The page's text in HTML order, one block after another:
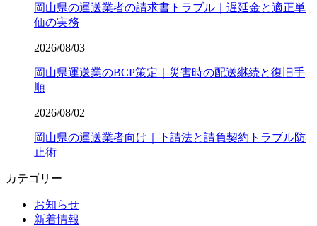
岡山県の運送業者の請求書トラブル｜遅延金と適正単
価の実務
2026/08/03
岡山県運送業のBCP策定｜災害時の配送継続と復旧手
順
2026/08/02
岡山県の運送業者向け｜下請法と請負契約トラブル防
止術
カテゴリー
お知らせ
新着情報